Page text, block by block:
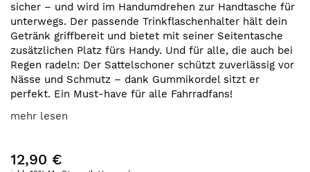
sicher – und wird im Handumdrehen zur Handtasche für
unterwegs. Der passende Trinkflaschenhalter hält dein
Getränk griffbereit und bietet mit seiner Seitentasche
zusätzlichen Platz fürs Handy. Und für alle, die auch bei
Regen radeln: Der Sattelschoner schützt zuverlässig vor
Nässe und Schmutz – dank Gummikordel sitzt er
perfekt. Ein Must-have für alle Fahrradfans!
mehr lesen
12,90 €